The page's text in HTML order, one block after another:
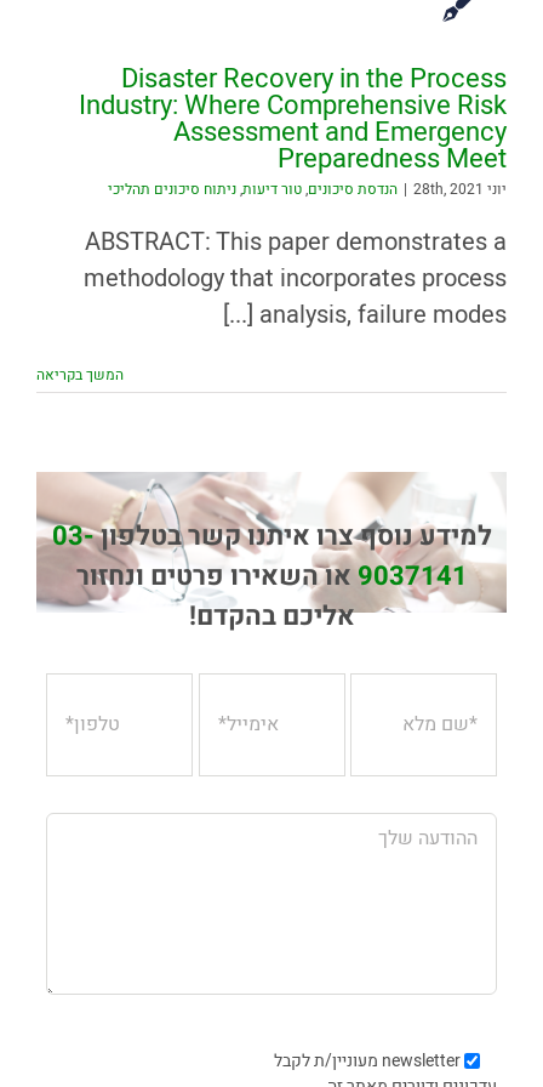
Disaster Recovery in the Process
Industry: Where Comprehensive Risk
Assessment and Emergency
Preparedness Meet
יוני 28th, 2021 | הנדסת סיכונים,טור דיעות,ניתוח סיכונים תהליכי
ABSTRACT: This paper demonstrates a
methodology that incorporates process
analysis, failure modes [...]
המשך בקריאה
למידע נוסף צרו איתנו קשר בטלפון03-
9037141או השאירו פרטים ונחזור
אליכם בהקדם!
newsletter מעוניין/ת לקבל